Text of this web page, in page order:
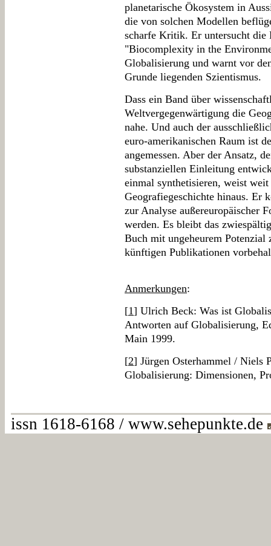
planetarische Ökosystem in
die von solchen Modellen
scharfe Kritik. Er untersucht die
"Biocomplexity in the
Globalisierung und warnt vor
Grunde liegenden Szientismus.
Dass ein Band über
Weltvergegenwärtigung die
nahe. Und auch der
euro-amerikanischen Raum ist
angemessen. Aber der Ansatz,
substanziellen Einleitung
einmal synthetisieren, weist
Geografiegeschichte hinaus. Er
zur Analyse außereuropäischer
werden. Es bleibt das
Buch mit ungeheurem Potenzial
künftigen Publikationen
Anmerkungen:
[1] Ulrich Beck: Was ist
Antworten auf Globalisierung,
Main 1999.
[2] Jürgen Osterhammel / Niels
Globalisierung: Dimensionen,
issn 1618-6168 / www.sehepunkte.de